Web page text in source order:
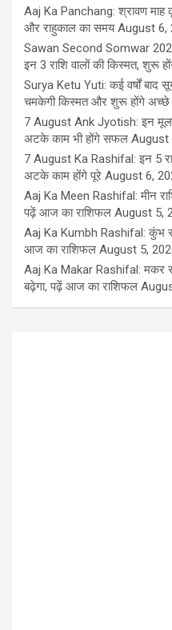
Aaj Ka Panchang: श्रावण माह
और राहुकाल का समय August 6,
Sawan Second Somwar
इन 3 राशि वालों की किस्मत, शुरू
Surya Ketu Yuti: कई वर्षों बाद
चमकेगी किस्मत और शुरू होंगे अच्छे
7 August Ank Jyotish: इन मूलांक
अटके काम भी होंगे सफल August
7 August Ka Rashifal: इन 5
अटके काम होंगे पूरे August 6,
Aaj Ka Meen Rashifal: मीन
पढ़ें आज का राशिफल August 5,
Aaj Ka Kumbh Rashifal: कुंभ
आज का राशिफल August 5,
Aaj Ka Makar Rashifal: मकर
बढ़ेगा, पढ़ें आज का राशिफल